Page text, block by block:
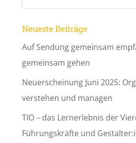
Neueste Beiträge
Auf Sendung gemeinsam
gemeinsam gehen
Neuerscheinung Juni 2025:
verstehen und managen
TIO – das Lernerlebnis der
Führungskräfte und